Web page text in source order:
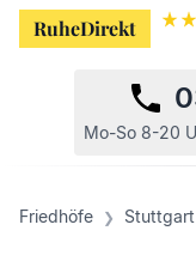
RuheDirekt
Mo-So 8-20
Friedhöfe Stuttgart